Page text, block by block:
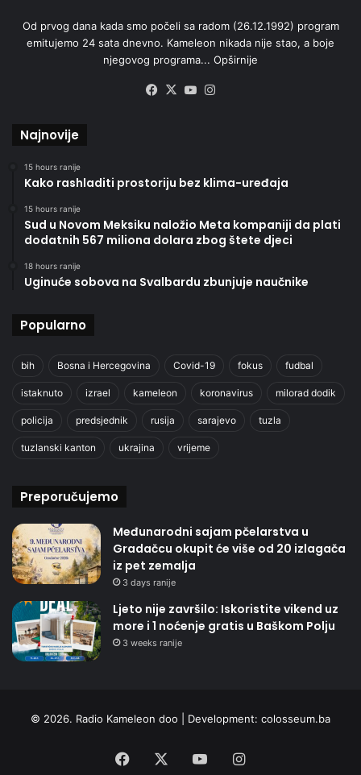
Od prvog dana kada smo počeli sa radom (26.12.1992) program
emitujemo 24 sata dnevno. Kameleon nikada nije stao, a boje
njegovog programa... Opširnije
Facebook
X YouTube
Najnovije
15 hours ranije
Kako rashladiti prostoriju bez klima-uređaja
15 hours ranije
Sud u Novom Meksiku naložio Meta kompaniji da plati
dodatnih 567 miliona dolara zbog štete djeci
18 hours ranije
Uginuće sobova na Svalbardu zbunjuje naučnike
Popularno
bih Bosna i Hercegovina Covid-19 fokus fudbal
istaknuto izrael kameleon koronavirus milorad dodik
policija predsjednik rusija sarajevo tuzla
tuzlanski kanton ukrajina vrijeme
Preporučujemo
Međunarodni sajam pčelarstva u
Gradačcu okupit će više od 20 izlagača
iz pet zemalja
3 days ranije
Ljeto nije završilo: Iskoristite vikend uz
more i 1 noćenje gratis u Baškom Polju
3 weeks ranije
© 2026. Radio Kameleon doo | Development: colosseum.ba
Facebook YouTubeInstagram